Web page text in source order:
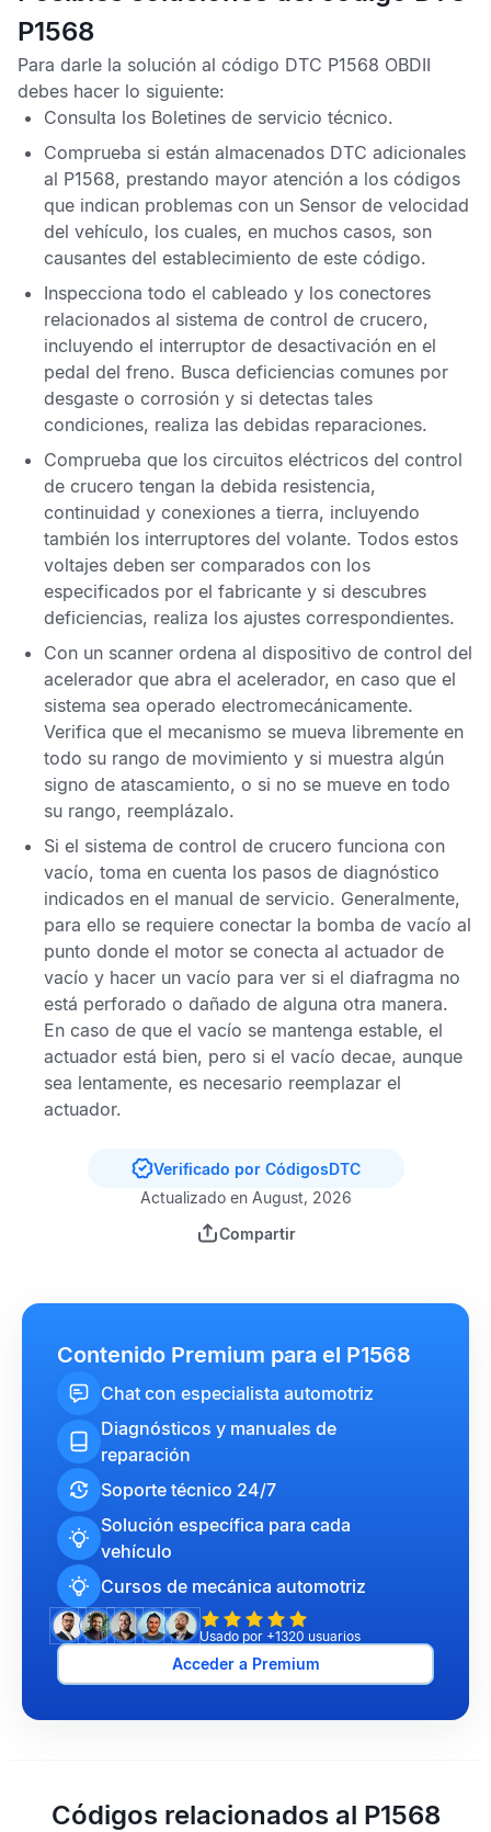
P1568
Para darle la solución al código DTC P1568 OBDII
debes hacer lo siguiente:
Consulta los Boletines de servicio técnico.
Comprueba si están almacenados DTC adicionales
al P1568, prestando mayor atención a los códigos
que indican problemas con un Sensor de velocidad
del vehículo, los cuales, en muchos casos, son
causantes del establecimiento de este código.
Inspecciona todo el cableado y los conectores
relacionados al sistema de control de crucero,
incluyendo el interruptor de desactivación en el
pedal del freno. Busca deficiencias comunes por
desgaste o corrosión y si detectas tales
condiciones, realiza las debidas reparaciones.
Comprueba que los circuitos eléctricos del control
de crucero tengan la debida resistencia,
continuidad y conexiones a tierra, incluyendo
también los interruptores del volante. Todos estos
voltajes deben ser comparados con los
especificados por el fabricante y si descubres
deficiencias, realiza los ajustes correspondientes.
Con un scanner ordena al dispositivo de control del
acelerador que abra el acelerador, en caso que el
sistema sea operado electromecánicamente.
Verifica que el mecanismo se mueva libremente en
todo su rango de movimiento y si muestra algún
signo de atascamiento, o si no se mueve en todo
su rango, reemplázalo.
Si el sistema de control de crucero funciona con
vacío, toma en cuenta los pasos de diagnóstico
indicados en el manual de servicio. Generalmente,
para ello se requiere conectar la bomba de vacío al
punto donde el motor se conecta al actuador de
vacío y hacer un vacío para ver si el diafragma no
está perforado o dañado de alguna otra manera.
En caso de que el vacío se mantenga estable, el
actuador está bien, pero si el vacío decae, aunque
sea lentamente, es necesario reemplazar el
actuador.
Verificado por CódigosDTC
Actualizado en August, 2026
Compartir
Contenido Premium para el P1568
Chat con especialista automotriz
Diagnósticos y manuales de
reparación
Soporte técnico 24/7
Solución específica para cada
vehículo
Cursos de mecánica automotriz
Usado por +1320 usuarios
Acceder a Premium
Códigos relacionados al P1568